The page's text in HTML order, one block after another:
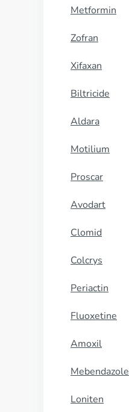
Metformin
Zofran
Xifaxan
Biltricide
Aldara
Motilium
Proscar
Avodart
Clomid
Colcrys
Periactin
Fluoxetine
Amoxil
Mebendazole
Loniten